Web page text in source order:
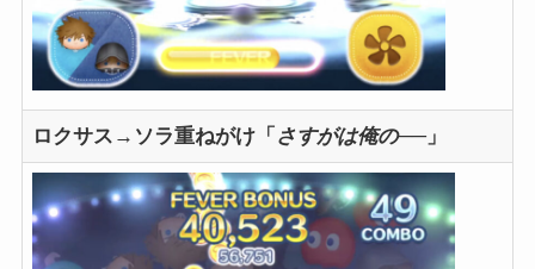
ロクサス→ソラ重ねがけ「 さすがは俺の──」